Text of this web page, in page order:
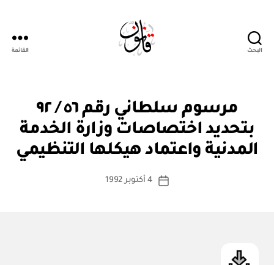
البحث القائمة
التصنيفات
مرسوم سلطاني رقم ٥٦ / ٩٢
بتحديد اختصاصات وزارة الخدمة
المدنية واعتماد هيكلها التنظيمي
كاتب
بو
ا
س
ة
تاريخ
4 أكتوبر 1992